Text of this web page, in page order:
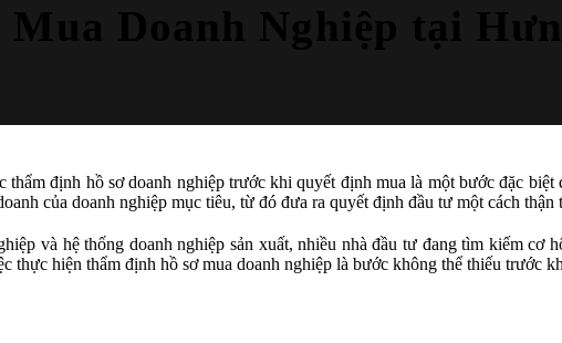
định hồ sơ doanh nghiệp trước khi quyết định mua là một bước đặc
của doanh nghiệp mục tiêu, từ đó đưa ra quyết định đầu tư một cách thận
và hệ thống doanh nghiệp sản xuất, nhiều nhà đầu tư đang tìm kiếm cơ
thực hiện thẩm định hồ sơ mua doanh nghiệp là bước không thể thiếu trước